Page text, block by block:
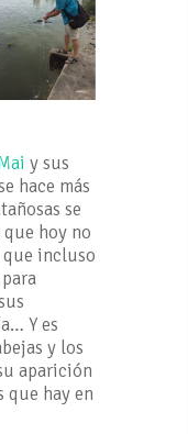
y sus
hace más
se
hoy no
incluso
Y es
y los
aparición
que hay en